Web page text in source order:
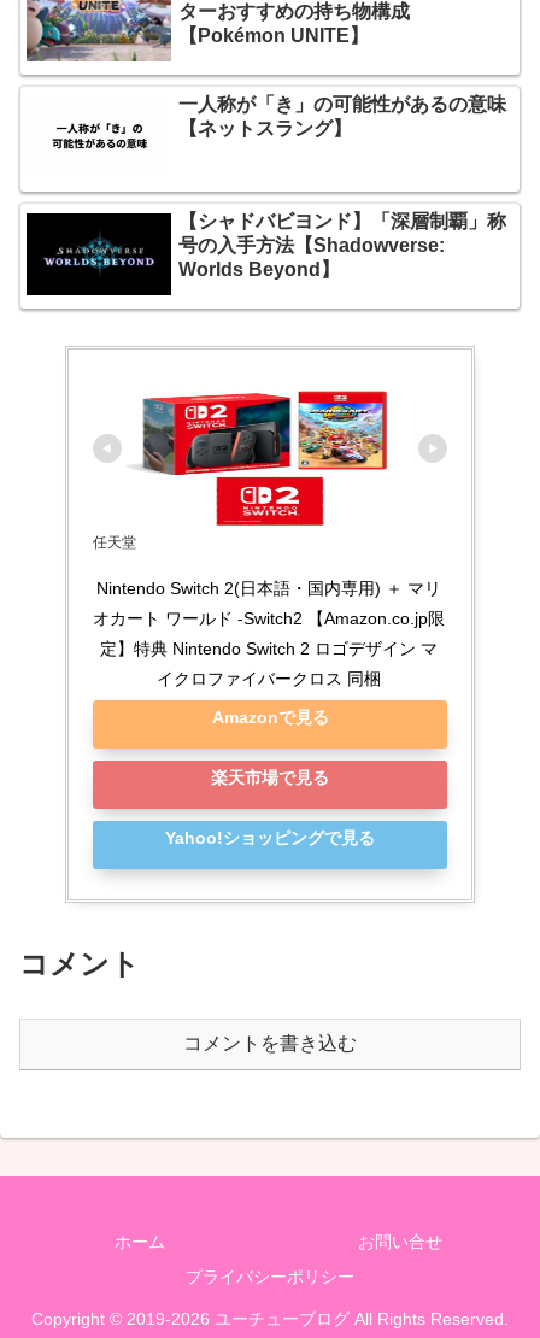
ターおすすめの持ち物構成
【Pokémon UNITE】
一人称が「き」の可能性があるの意味
【ネットスラング】
【シャドバビヨンド】「深層制覇」称
号の入手方法【Shadowverse:
Worlds Beyond】
任天堂
Nintendo Switch 2(日本語・国内専用) ＋ マリ
オカート ワールド -Switch2 【Amazon.co.jp限
定】特典 Nintendo Switch 2 ロゴデザイン マ
イクロファイバークロス 同梱
Amazonで見る
楽天市場で見る
Yahoo!ショッピングで見る
コメント
コメントを書き込む
ホーム
お問い合せ
プライバシーポリシー
Copyright © 2019-2026 ユーチューブログ All Rights Reserved.